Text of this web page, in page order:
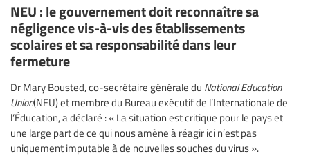
NEU : le gouvernement doit reconnaître sa
négligence vis-à-vis des établissements
scolaires et sa responsabilité dans leur
fermeture
Dr Mary Bousted, co-secrétaire générale du National Education
Union(NEU) et membre du Bureau exécutif de l’Internationale de
l’Éducation, a déclaré : « La situation est critique pour le pays et
une large part de ce qui nous amène à réagir ici n’est pas
uniquement imputable à de nouvelles souches du virus ».